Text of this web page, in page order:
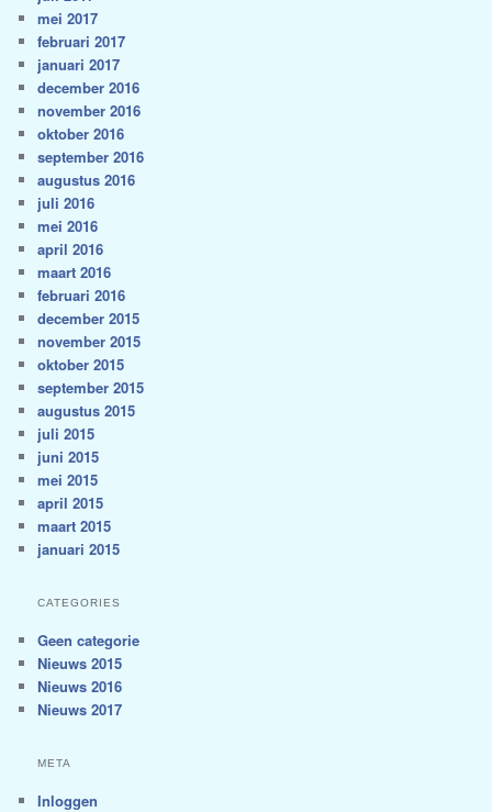
mei 2017
februari 2017
januari 2017
december 2016
november 2016
oktober 2016
september 2016
augustus 2016
juli 2016
mei 2016
april 2016
maart 2016
februari 2016
december 2015
november 2015
oktober 2015
september 2015
augustus 2015
juli 2015
juni 2015
mei 2015
april 2015
maart 2015
januari 2015
CATEGORIES
Geen categorie
Nieuws 2015
Nieuws 2016
Nieuws 2017
META
Inloggen